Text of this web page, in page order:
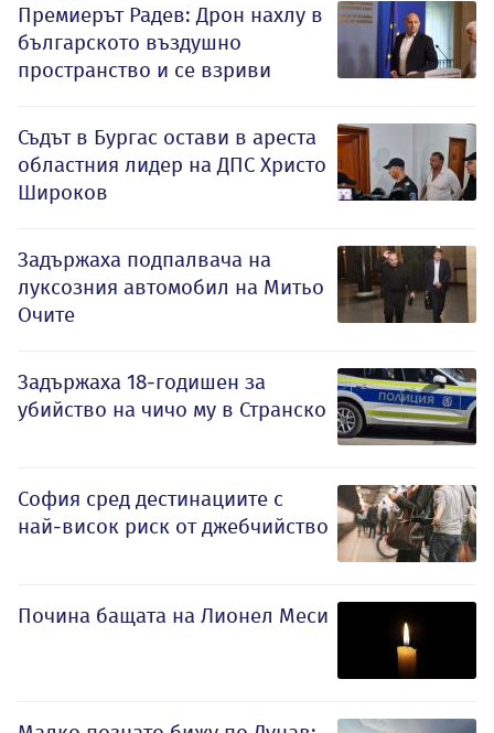
Премиерът Радев: Дрон нахлу в
българското въздушно
пространство и се взриви
Съдът в Бургас остави в ареста
областния лидер на ДПС Христо
Широков
Задържаха подпалвача на
луксозния автомобил на Митьо
Очите
Задържаха 18-годишен за
убийство на чичо му в Странско
София сред дестинациите с
най-висок риск от джебчийство
Почина бащата на Лионел Меси